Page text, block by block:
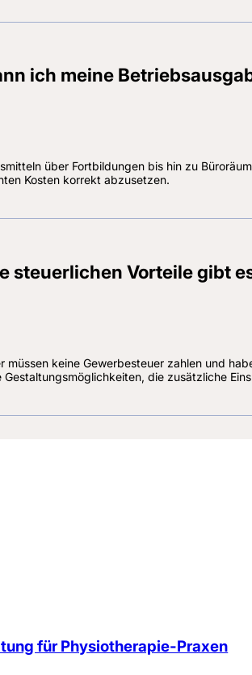
ich meine
über Fortbildungen bis hin zu
Kosten korrekt abzusetzen.
steuerlichen Vorteile gibt
müssen keine Gewerbesteuer zahlen und
Gestaltungsmöglichkeiten, die zusätzliche
für Physiotherapie-Praxen